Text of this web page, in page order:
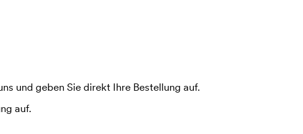
und geben Sie direkt Ihre Bestellung auf.
auf.